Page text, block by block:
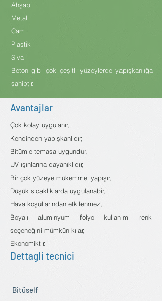
Ahşap
Metal
Cam
Plastik
Sıva
Beton gibi çok çeşitli yüzeylerde yapışkanlığa
sahiptir.
Çok kolay uygulanır,
Kendinden yapışkanlıdır,
Bitümle temasa uygundur,
UV ışınlarına dayanıklıdır,
Bir çok yüzeye mükemmel yapışır,
Düşük sıcaklıklarda uygulanabir,
Hava koşullarından etkilenmez,
Boyalı aluminyum folyo kullanımı renk
seçeneğini mümkün kılar,
Ekonomiktir.
Dettagli tecnici
Bitüself
Avantajlar